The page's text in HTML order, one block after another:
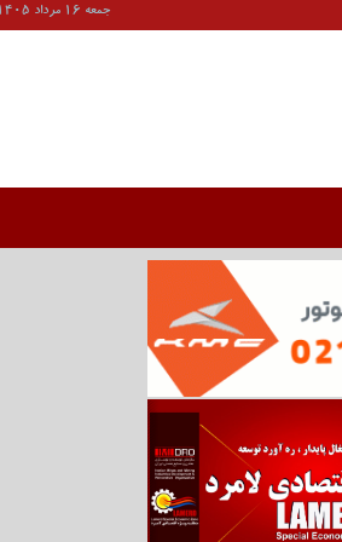
جمعه 16 مرداد 1405 شمسی /8/7/2026 12:25:25 PM